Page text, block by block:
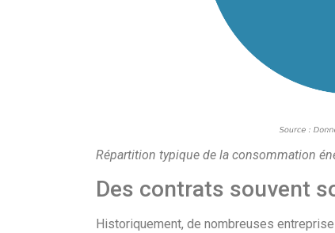
Répartition typique de la consommation
Des contrats souvent
Historiquement, de nombreuses